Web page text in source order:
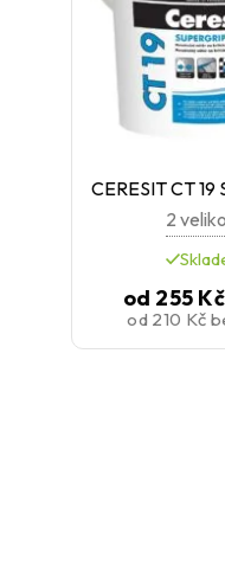
CERESIT CT 19
2
od 255 Kč
od210 Kč